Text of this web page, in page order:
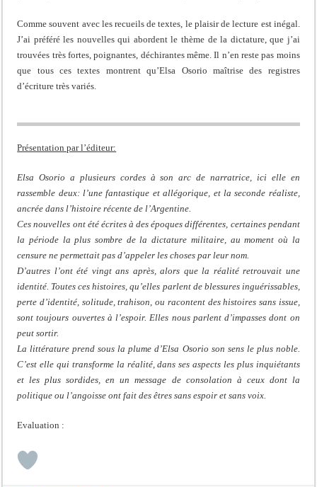
Comme souvent avec les recueils de textes, le plaisir de lecture est inégal.
J’ai préféré les nouvelles qui abordent le thème de la dictature, que j’ai
trouvées très fortes, poignantes, déchirantes même. Il n’en reste pas moins
que tous ces textes montrent qu’Elsa Osorio maîtrise des registres
d’écriture très variés.
Présentation par l’éditeur:
Elsa Osorio a plusieurs cordes à son arc de narratrice, ici elle en
rassemble deux: l’une fantastique et allégorique, et la seconde réaliste,
ancrée dans l’histoire récente de l’Argentine.
Ces nouvelles ont été écrites à des époques différentes, certaines pendant
la période la plus sombre de la dictature militaire, au moment où la
censure ne permettait pas d’appeler les choses par leur nom.
D’autres l’ont été vingt ans après, alors que la réalité retrouvait une
identité. Toutes ces histoires, qu’elles parlent de blessures inguérissables,
perte d’identité, solitude, trahison, ou racontent des histoires sans issue,
sont toujours ouvertes à l’espoir. Elles nous parlent d’impasses dont on
peut sortir.
La littérature prend sous la plume d’Elsa Osorio son sens le plus noble.
C’est elle qui transforme la réalité, dans ses aspects les plus inquiétants
et les plus sordides, en un message de consolation à ceux dont la
politique ou l’angoisse ont fait des êtres sans espoir et sans voix.
Evaluation :